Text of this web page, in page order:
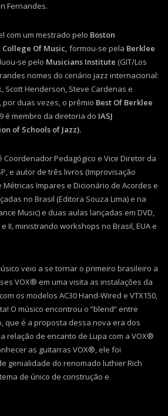
Fernandes.
com um mestrado pelo Boston
College Of Music, formou-se pela Berklee
se pelo Musicians Institute (GIT/Los
nomes do cenário jazz internacional:
Scott Henderson, Steve Cardenas e
por duas vezes, o prêmio Best Of Berklee
é membro da diretoria do IASJ
of Schools of Jazz).
Coordenador Pedagógico e Vice Diretor da
e autor de três livros (Improvisação
Métricas Impares e Dicionário de Acordes e
no Brasil (Editora Souza Lima) e na
Music) e duas aulas lançadas em DVD,
II,ministrando workshops no Brasil, EUA e
veio a se tornar o primeiro brasileiro a
VOX® em uma visita as instalações da
os modelos AC30 Hand-Wired e VTX150,
O músico encontrou o “blend” entre
que é a proposta dessa nova era dos
relação de encanto de Lupa com a VOX®
as guitarras VOX®, ele foi
genialidade do renomado luthier Rich
de único de construção e